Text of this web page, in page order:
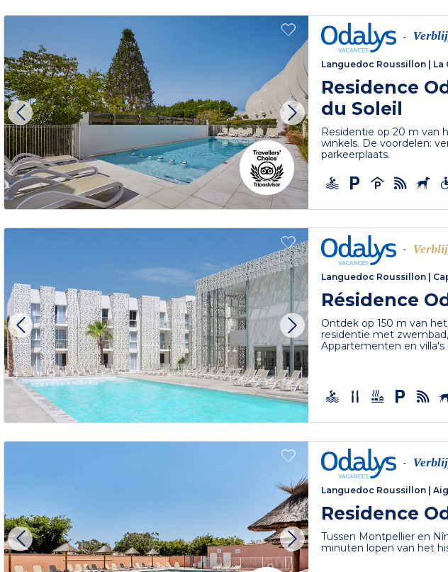
-
Languedoc Roussillon La
Residence
du Soleil
Residentie op 20 m van
winkels. De voordelen:
parkeerplaats.
-
Languedoc Roussillon
Résidence
Ontdek op 150 m van
residentie met
Appartementen en villa's
-
Languedoc Roussillon |
Residence
Tussen Montpellier en
minuten lopen van het